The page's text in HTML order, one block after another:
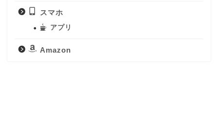
スマホ
アプリ
Amazon